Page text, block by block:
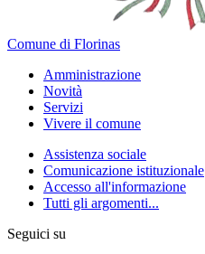
Comune di Florinas
Amministrazione
Novità
Servizi
Vivere il comune
Assistenza sociale
Comunicazione istituzionale
Accesso all'informazione
Tutti gli argomenti...
Seguici su